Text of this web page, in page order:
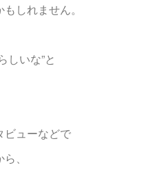
しれません。
しいな”と
ビューなどで
、